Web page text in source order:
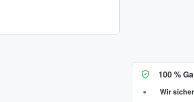
100 %
Wir